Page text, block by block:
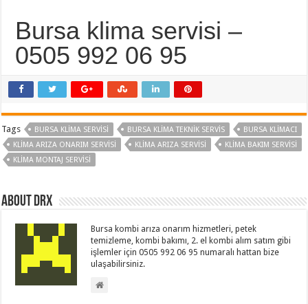
Bursa klima servisi –
0505 992 06 95
Tags BURSA KLIMA SERVISI BURSA KLIMA TEKNIK SERVIS
BURSA KLIMACI
KLIMA ARIZA ONARIM SERVISI
KLIMA ARIZA SERVISI
KLIMA BAKIM SERVISI
KLIMA MONTAJ SERVISI
About drx
Bursa kombi arıza onarım hizmetleri, petek
temizleme, kombi bakımı, 2. el kombi alım satım gibi
işlemler için 0505 992 06 95 numaralı hattan bize
ulaşabilirsiniz.